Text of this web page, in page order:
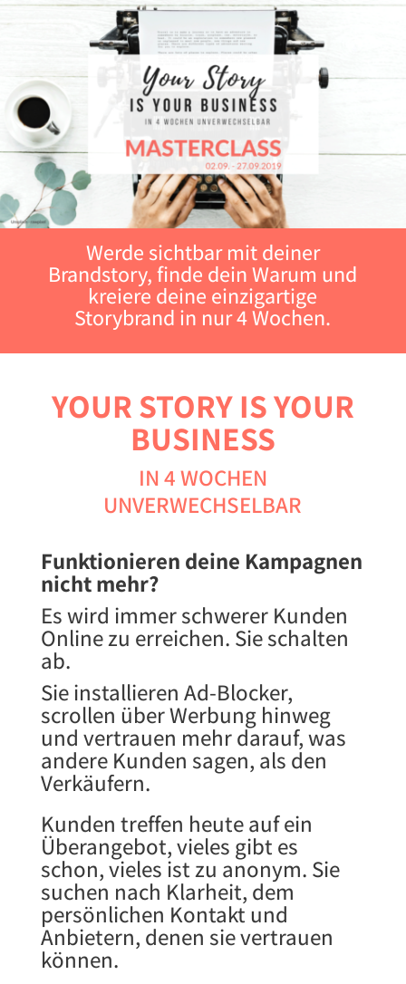
Werde sichtbar mit deiner
Brandstory, finde dein Warum und
kreiere deine einzigartige
Storybrand in nur 4 Wochen.
YOUR STORY IS YOUR
BUSINESS
IN 4 WOCHEN
UNVERWECHSELBAR
Funktionieren deine Kampagnen
nicht mehr?
Es wird immer schwerer Kunden
Online zu erreichen. Sie schalten
ab.
Sie installieren Ad-Blocker,
scrollen über Werbung hinweg
und vertrauen mehr darauf, was
andere Kunden sagen, als den
Verkäufern.
Kunden treffen heute auf ein
Überangebot, vieles gibt es
schon, vieles ist zu anonym. Sie
suchen nach Klarheit, dem
persönlichen Kontakt und
Anbietern, denen sie vertrauen
können.